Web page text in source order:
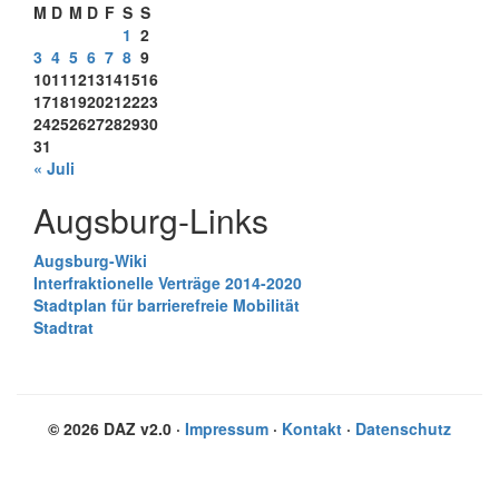
M D M D F S S
1 2
3 4 5 6 7 8 9
10111213141516
17181920212223
24252627282930
31
« Juli
Augsburg-Links
Augsburg-Wiki
Interfraktionelle Verträge 2014-2020
Stadtplan für barrierefreie Mobilität
Stadtrat
© 2026 DAZ v2.0 · Impressum · Kontakt · Datenschutz